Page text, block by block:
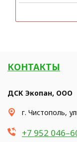
КОНТАКТЫ
ДСК Экопан, ООО
​г. Чистополь,
+7 952